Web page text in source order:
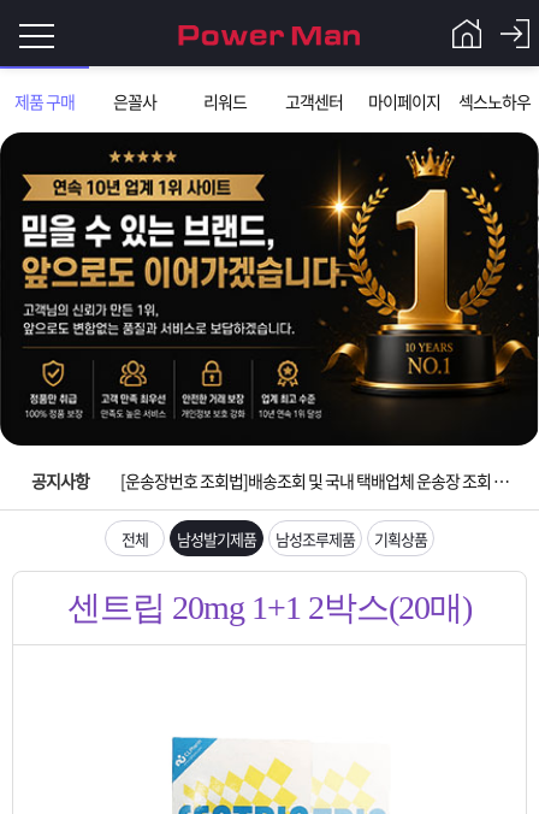
제품 구매 은꼴사 리워드 고객센터 마이페이지 섹스노하우
그
인
이
필
요
니
로
Q&A
파
워
맨
제
품
은
공지사항
입금확인이 안되는 상황을 대비해 꼭 입금후 고객센터 연락바랍니다.
[2026구정 연휴]설 연휴 배송 및 휴무 안내
[ios앱 오픈]아이폰 고객 앱설치 가능합니다.
[무인택배함 이용 안내] 집 밖에 주소로 택배 받기
전체 남성발기제품 남성조루제품 기획상품
센트립 20mg 1+1 2박스(20매)